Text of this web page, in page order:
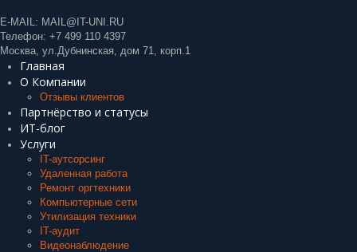
E-MAIL: MAIL@IT-UNI.RU
Телефон: +7 499 110 4397
Москва, ул.Дубнинская, дом 71, корп.1
Главная
О Компании
Отзывы клиентов
Партнёрство и статусы
ИТ-блог
Услуги
IT-аутсорсинг
Удаленная работа
Ремонт оргтехники
Компьютерные сети
Утилизация техники
IT-аудит
Видеонаблюдение